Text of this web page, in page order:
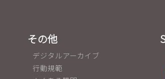
その他
デジタルアーカイブ
行動規範